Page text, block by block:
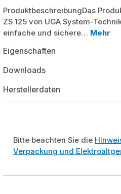
ProduktbeschreibungDas
ZS 125 von UGA System-
einfache und sichere… Mehr
Eigenschaften
Downloads
Herstellerdaten
Bitte beachten Sie die
Verpackung und